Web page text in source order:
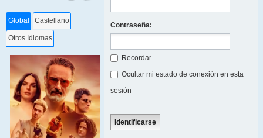
Global Castellano
Otros Idiomas
Contraseña:
Recordar
Ocultar mi estado de conexión en esta
sesión